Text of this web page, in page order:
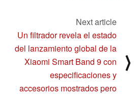
Next article
Un filtrador revela el estado
del lanzamiento global de la
Xiaomi Smart Band 9 con
especificaciones y
accesorios mostrados pero
⟩